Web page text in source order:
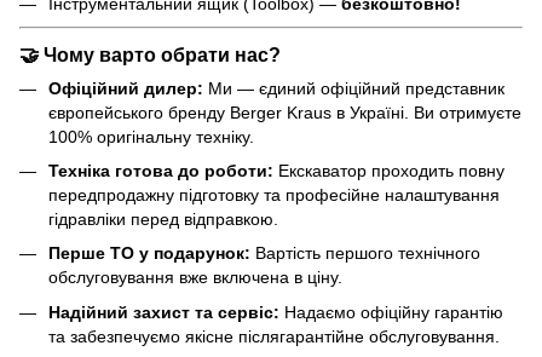
Інструментальний ящик (Toolbox) — безкоштовно!
🤝 Чому варто обрати нас?
Офіційний дилер: Ми — єдиний офіційний представник
європейського бренду Berger Kraus в Україні. Ви отримуєте
100% оригінальну техніку.
Техніка готова до роботи: Екскаватор проходить повну
передпродажну підготовку та професійне налаштування
гідравліки перед відправкою.
Перше ТО у подарунок: Вартість першого технічного
обслуговування вже включена в ціну.
Надійний захист та сервіс: Надаємо офіційну гарантію
та забезпечуємо якісне післягарантійне обслуговування.